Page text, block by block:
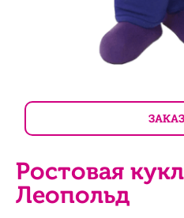
Ростовая
Леопольд